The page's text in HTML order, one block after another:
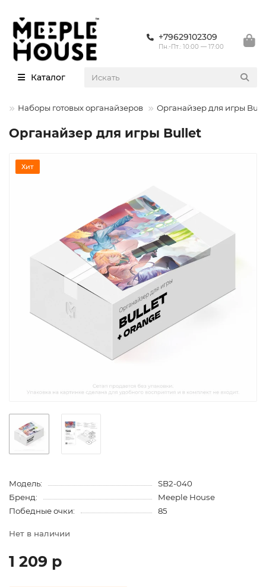
+79629102309
Пн.-Пт.: 10:00 — 17:00
Каталог
Наборы готовых органайзеров Органайзер для игры
Органайзер для игры Bullet
Хит
Модель:
SB2-040
Бренд:
Meeple House
Победные очки:
85
Нет в наличии
1 209 р